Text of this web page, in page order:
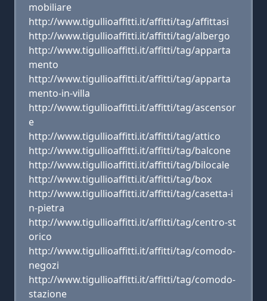
mobiliare
http://www.tigullioaffitti.it/affitti/tag/affittasi
http://www.tigullioaffitti.it/affitti/tag/albergo
http://www.tigullioaffitti.it/affitti/tag/apparta
mento
http://www.tigullioaffitti.it/affitti/tag/apparta
mento-in-villa
http://www.tigullioaffitti.it/affitti/tag/ascensor
e
http://www.tigullioaffitti.it/affitti/tag/attico
http://www.tigullioaffitti.it/affitti/tag/balcone
http://www.tigullioaffitti.it/affitti/tag/bilocale
http://www.tigullioaffitti.it/affitti/tag/box
http://www.tigullioaffitti.it/affitti/tag/casetta-i
n-pietra
http://www.tigullioaffitti.it/affitti/tag/centro-st
orico
http://www.tigullioaffitti.it/affitti/tag/comodo-
negozi
http://www.tigullioaffitti.it/affitti/tag/comodo-
stazione